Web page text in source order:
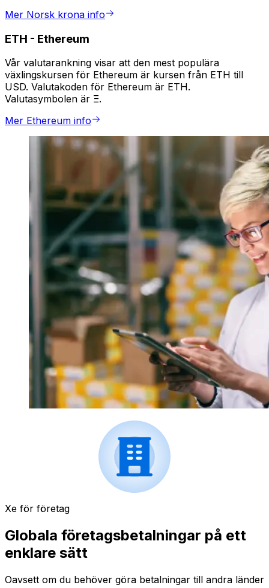
Mer Norsk krona info
ETH - Ethereum
Vår valutarankning visar att den mest populära
växlingskursen för Ethereum är kursen från ETH till
USD. Valutakoden för Ethereum är ETH.
Valutasymbolen är Ξ.
Mer Ethereum info
Xe för företag
Globala företagsbetalningar på ett
enklare sätt
Oavsett om du behöver göra betalningar till andra länder